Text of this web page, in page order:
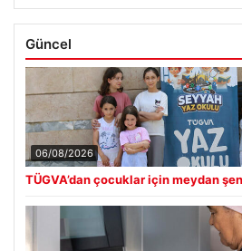
Güncel
06/08/2026
TÜGVA’dan çocuklar için meydan